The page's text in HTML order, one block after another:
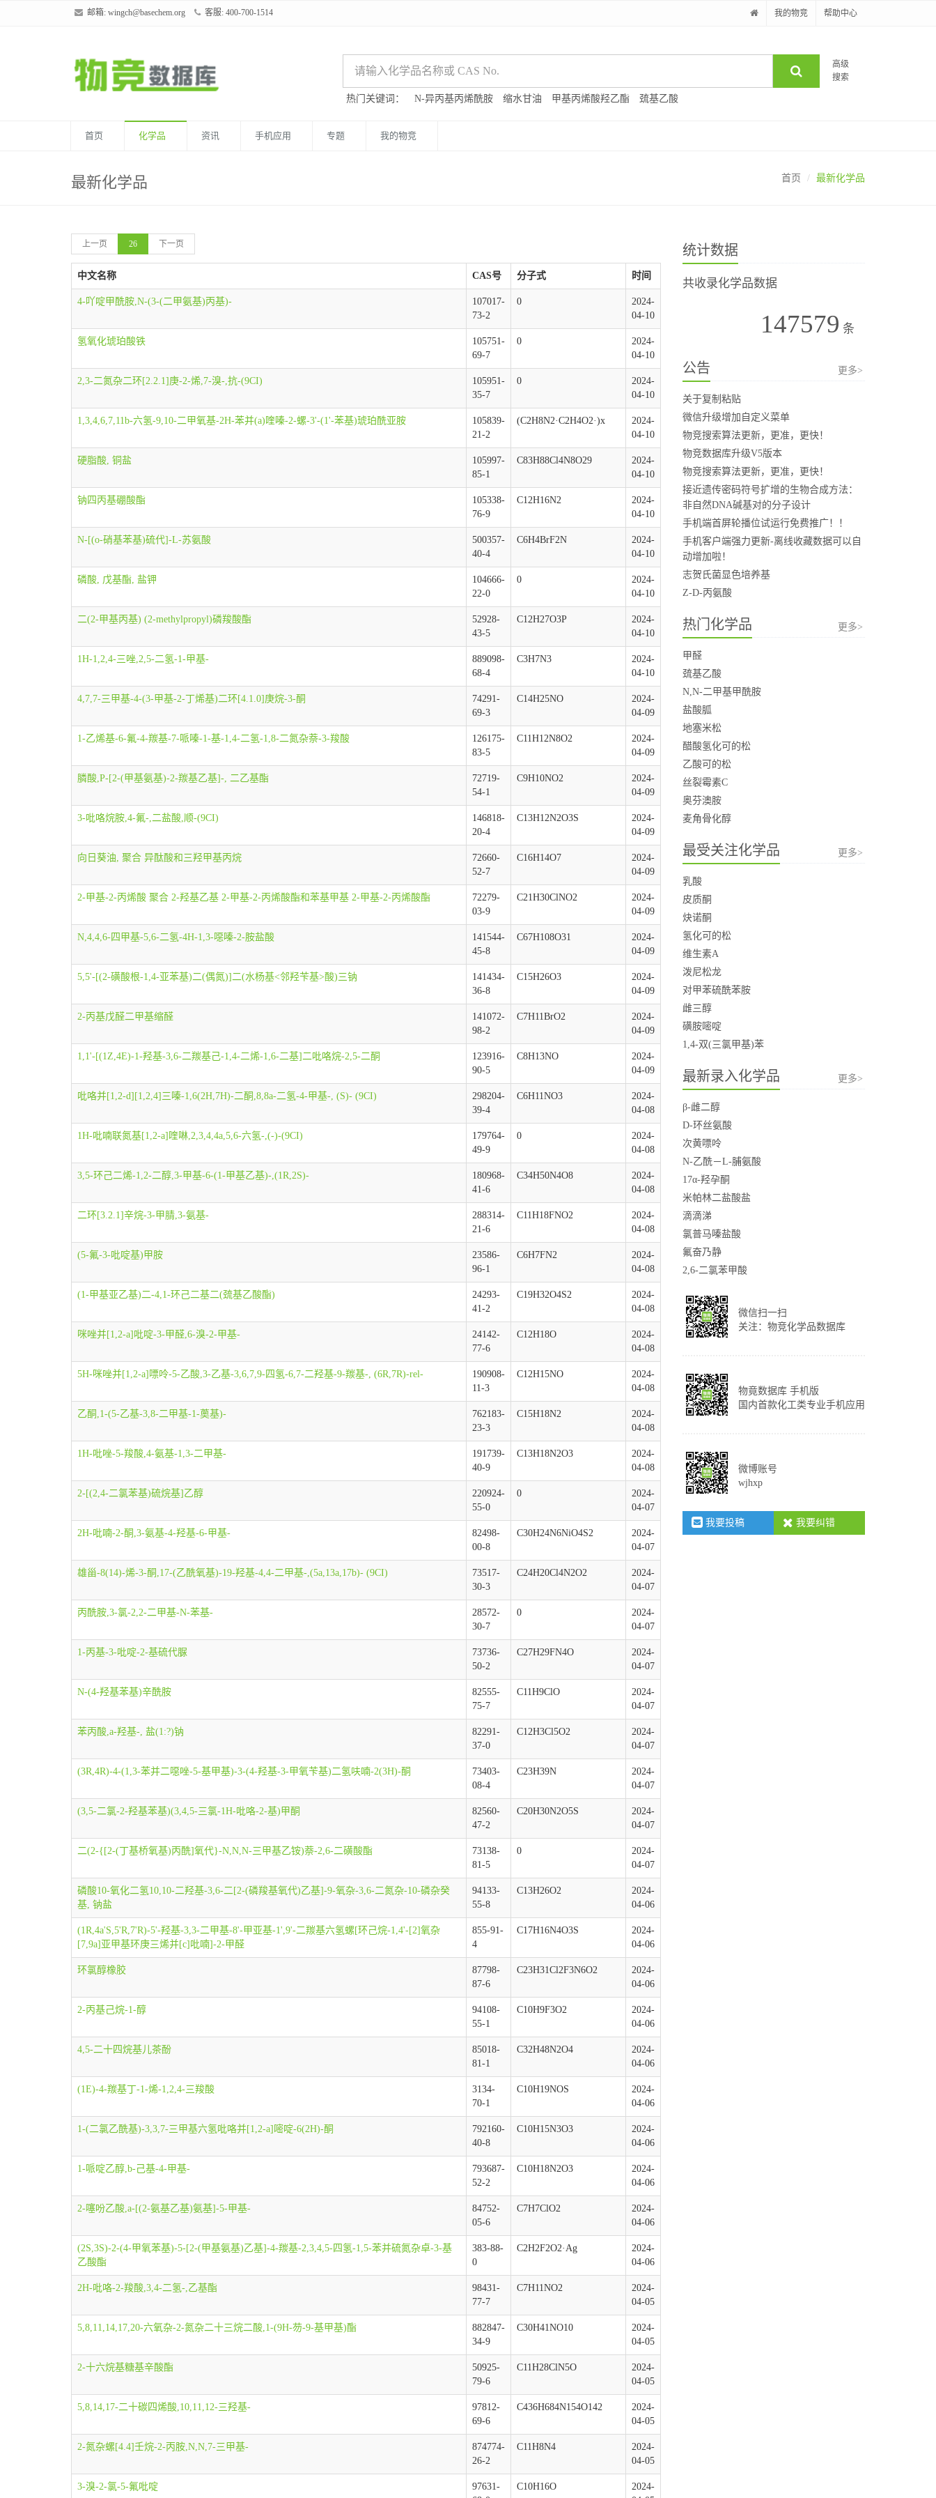
邮箱: wingch@basechem.org 客服: 400-700-1514 我的物竞 帮助中心
高级
搜索
热门关键词： N-异丙基丙烯酰胺 缩水甘油 甲基丙烯酸羟乙酯 巯基乙酸
首页 化学品 资讯 手机应用 专题 我的物竞
最新化学品 首页 最新化学品
上一页 26 下一页
中文名称 CAS号 分子式 时间
4-吖啶甲酰胺,N-(3-(二甲氨基)丙基)-
107017-
73-2
0
2024-
04-10
氢氧化琥珀酸铁
105751-
69-7
0
2024-
04-10
2,3-二氮杂二环[2.2.1]庚-2-烯,7-溴-,抗-(9CI)
105951-
35-7
0
2024-
04-10
1,3,4,6,7,11b-六氢-9,10-二甲氧基-2H-苯并(a)喹嗪-2-螺-3'-(1'-苯基)琥珀酰亚胺
105839-
21-2
(C2H8N2·C2H4O2·)x
2024-
04-10
硬脂酸, 铜盐
105997-
85-1
C83H88Cl4N8O29
2024-
04-10
钠四丙基硼酸酯
105338-
76-9
C12H16N2
2024-
04-10
N-[(o-硝基苯基)硫代]-L-苏氨酸
500357-
40-4
C6H4BrF2N
2024-
04-10
磷酸, 戊基酯, 盐钾
104666-
22-0
0
2024-
04-10
二(2-甲基丙基) (2-methylpropyl)磷羧酸酯
52928-
43-5
C12H27O3P
2024-
04-10
1H-1,2,4-三唑,2,5-二氢-1-甲基-
889098-
68-4
C3H7N3
2024-
04-10
4,7,7-三甲基-4-(3-甲基-2-丁烯基)二环[4.1.0]庚烷-3-酮
74291-
69-3
C14H25NO
2024-
04-09
1-乙烯基-6-氟-4-羰基-7-哌嗪-1-基-1,4-二氢-1,8-二氮杂萘-3-羧酸
126175-
83-5
C11H12N8O2
2024-
04-09
膦酸,P-[2-(甲基氨基)-2-羰基乙基]-, 二乙基酯
72719-
54-1
C9H10NO2
2024-
04-09
3-吡咯烷胺,4-氟-,二盐酸,顺-(9CI)
146818-
20-4
C13H12N2O3S
2024-
04-09
向日葵油, 聚合 异酞酸和三羟甲基丙烷
72660-
52-7
C16H14O7
2024-
04-09
2-甲基-2-丙烯酸 聚合 2-羟基乙基 2-甲基-2-丙烯酸酯和苯基甲基 2-甲基-2-丙烯酸酯
72279-
03-9
C21H30ClNO2
2024-
04-09
N,4,4,6-四甲基-5,6-二氢-4H-1,3-噁嗪-2-胺盐酸
141544-
45-8
C67H108O31
2024-
04-09
5,5'-[(2-磺酸根-1,4-亚苯基)二(偶氮)]二(水杨基<邻羟苄基>酸)三钠
141434-
36-8
C15H26O3
2024-
04-09
2-丙基戊醛二甲基缩醛
141072-
98-2
C7H11BrO2
2024-
04-09
1,1'-[(1Z,4E)-1-羟基-3,6-二羰基己-1,4-二烯-1,6-二基]二吡咯烷-2,5-二酮
123916-
90-5
C8H13NO
2024-
04-09
吡咯并[1,2-d][1,2,4]三嗪-1,6(2H,7H)-二酮,8,8a-二氢-4-甲基-, (S)- (9CI)
298204-
39-4
C6H11NO3
2024-
04-08
1H-吡喃联氮基[1,2-a]喹啉,2,3,4,4a,5,6-六氢-,(-)-(9CI)
179764-
49-9
0
2024-
04-08
3,5-环己二烯-1,2-二醇,3-甲基-6-(1-甲基乙基)-,(1R,2S)-
180968-
41-6
C34H50N4O8
2024-
04-08
二环[3.2.1]辛烷-3-甲腈,3-氨基-
288314-
21-6
C11H18FNO2
2024-
04-08
(5-氟-3-吡啶基)甲胺
23586-
96-1
C6H7FN2
2024-
04-08
(1-甲基亚乙基)二-4,1-环己二基二(巯基乙酸酯)
24293-
41-2
C19H32O4S2
2024-
04-08
咪唑并[1,2-a]吡啶-3-甲醛,6-溴-2-甲基-
24142-
77-6
C12H18O
2024-
04-08
5H-咪唑并[1,2-a]嘌呤-5-乙酸,3-乙基-3,6,7,9-四氢-6,7-二羟基-9-羰基-, (6R,7R)-rel-
190908-
11-3
C12H15NO
2024-
04-08
乙酮,1-(5-乙基-3,8-二甲基-1-薁基)-
762183-
23-3
C15H18N2
2024-
04-08
1H-吡唑-5-羧酸,4-氨基-1,3-二甲基-
191739-
40-9
C13H18N2O3
2024-
04-08
2-[(2,4-二氯苯基)硫烷基]乙醇
220924-
55-0
0
2024-
04-07
2H-吡喃-2-酮,3-氨基-4-羟基-6-甲基-
82498-
00-8
C30H24N6NiO4S2
2024-
04-07
雄甾-8(14)-烯-3-酮,17-(乙酰氧基)-19-羟基-4,4-二甲基-,(5a,13a,17b)- (9CI)
73517-
30-3
C24H20Cl4N2O2
2024-
04-07
丙酰胺,3-氯-2,2-二甲基-N-苯基-
28572-
30-7
0
2024-
04-07
1-丙基-3-吡啶-2-基硫代脲
73736-
50-2
C27H29FN4O
2024-
04-07
N-(4-羟基苯基)辛酰胺
82555-
75-7
C11H9ClO
2024-
04-07
苯丙酸,a-羟基-, 盐(1:?)钠
82291-
37-0
C12H3Cl5O2
2024-
04-07
(3R,4R)-4-(1,3-苯并二噁唑-5-基甲基)-3-(4-羟基-3-甲氧苄基)二氢呋喃-2(3H)-酮
73403-
08-4
C23H39N
2024-
04-07
(3,5-二氯-2-羟基苯基)(3,4,5-三氯-1H-吡咯-2-基)甲酮
82560-
47-2
C20H30N2O5S
2024-
04-07
二(2-{[2-(丁基桥氧基)丙酰]氧代}-N,N,N-三甲基乙铵)萘-2,6-二磺酸酯
73138-
81-5
0
2024-
04-07
磷酸10-氧化二氢10,10-二羟基-3,6-二[2-(磷羧基氧代)乙基]-9-氧杂-3,6-二氮杂-10-磷杂癸
基, 钠盐
94133-
55-8
C13H26O2
2024-
04-06
(1R,4a'S,5'R,7'R)-5'-羟基-3,3-二甲基-8'-甲亚基-1',9'-二羰基六氢螺[环己烷-1,4'-[2]氧杂
[7,9a]亚甲基环庚三烯并[c]吡喃]-2-甲醛
855-91-
4
C17H16N4O3S
2024-
04-06
环氯醇橡胶
87798-
87-6
C23H31Cl2F3N6O2
2024-
04-06
2-丙基己烷-1-醇
94108-
55-1
C10H9F3O2
2024-
04-06
4,5-二十四烷基儿茶酚
85018-
81-1
C32H48N2O4
2024-
04-06
(1E)-4-羰基丁-1-烯-1,2,4-三羧酸
3134-
70-1
C10H19NOS
2024-
04-06
1-(二氯乙酰基)-3,3,7-三甲基六氢吡咯并[1,2-a]嘧啶-6(2H)-酮
792160-
40-8
C10H15N3O3
2024-
04-06
1-哌啶乙醇,b-己基-4-甲基-
793687-
52-2
C10H18N2O3
2024-
04-06
2-噻吩乙酸,a-[(2-氨基乙基)氨基]-5-甲基-
84752-
05-6
C7H7ClO2
2024-
04-06
(2S,3S)-2-(4-甲氧苯基)-5-[2-(甲基氨基)乙基]-4-羰基-2,3,4,5-四氢-1,5-苯并硫氮杂卓-3-基
乙酸酯
383-88-
0
C2H2F2O2·Ag
2024-
04-06
2H-吡咯-2-羧酸,3,4-二氢-,乙基酯
98431-
77-7
C7H11NO2
2024-
04-05
5,8,11,14,17,20-六氧杂-2-氮杂二十三烷二酸,1-(9H-芴-9-基甲基)酯
882847-
34-9
C30H41NO10
2024-
04-05
2-十六烷基糖基辛酸酯
50925-
79-6
C11H28ClN5O
2024-
04-05
5,8,14,17-二十碳四烯酸,10,11,12-三羟基-
97812-
69-6
C436H684N154O142
2024-
04-05
2-氮杂螺[4.4]壬烷-2-丙胺,N,N,7-三甲基-
874774-
26-2
C11H8N4
2024-
04-05
3-溴-2-氯-5-氟吡啶
97631-
C10H16O
2024-
统计数据
共收录化学品数据
147579 条
公告 更多>
关于复制粘贴
微信升级增加自定义菜单
物竞搜索算法更新，更准，更快！
物竞数据库升级V5版本
物竞搜索算法更新，更准，更快！
接近遗传密码符号扩增的生物合成方法：
非自然DNA碱基对的分子设计
手机端首屏轮播位试运行免费推广！！
手机客户端强力更新-离线收藏数据可以自
动增加啦！
志贺氏菌显色培养基
Z-D-丙氨酸
热门化学品 更多>
甲醛
巯基乙酸
N,N-二甲基甲酰胺
盐酸胍
地塞米松
醋酸氢化可的松
乙酸可的松
丝裂霉素C
奥芬澳胺
麦角骨化醇
最受关注化学品 更多>
乳酸
皮质酮
炔诺酮
氢化可的松
维生素A
泼尼松龙
对甲苯硫酰苯胺
雌三醇
磺胺嘧啶
1,4-双(三氯甲基)苯
最新录入化学品 更多>
β-雌二醇
D-环丝氨酸
次黄嘌呤
N-乙酰－L-脯氨酸
17α-羟孕酮
米帕林二盐酸盐
滴滴涕
氯普马嗪盐酸
氟奋乃静
2,6-二氯苯甲酸
微信扫一扫
关注：物竞化学品数据库
物竟数据库 手机版
国内首款化工类专业手机应用
微博账号
wjhxp
我要投稿 我要纠错